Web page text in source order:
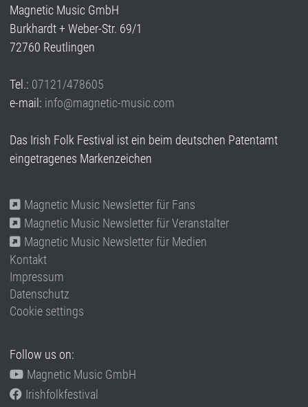
Magnetic Music GmbH
Burkhardt + Weber-Str. 69/1
72760 Reutlingen
Tel.: 07121/478605
e-mail: info@magnetic-music.com
Das Irish Folk Festival ist ein beim deutschen Patentamt
eingetragenes Markenzeichen
Magnetic Music Newsletter für Fans
Magnetic Music Newsletter für Veranstalter
Magnetic Music Newsletter für Medien
Kontakt
Impressum
Datenschutz
Cookie settings
Follow us on:
Magnetic Music GmbH
Irishfolkfestival